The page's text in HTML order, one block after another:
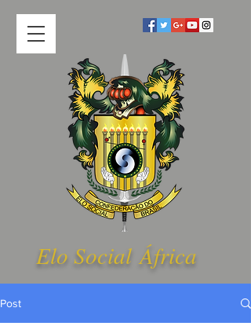
Elo Social África
Post